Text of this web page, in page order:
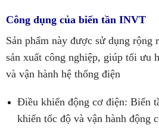
Công dụng của biến tần INVT
Sản phẩm này được sử dụng
sản xuất công nghiệp, giúp tối ưu
và vận hành hệ thống điện
Điều khiển động cơ điện: Biến
khiển tốc độ và vận hành động